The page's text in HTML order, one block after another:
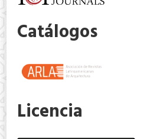
Catálogos
Licencia